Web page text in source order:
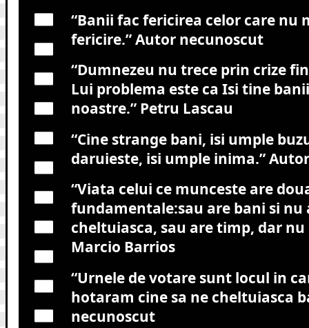
“Banii fac fericirea celor care nu
fericire.”Autor necunoscut
“Dumnezeu nu trece prin crize
Lui problema este ca Isi tine
noastre.”Petru Lascau
“Cine strange bani, isi umple
daruieste, isi umple inima.”
“Viata celui ce munceste are
fundamentale:sau are bani si nu
cheltuiasca, sau are timp, dar nu
Marcio Barrios
“Urnele de votare sunt locul in
hotaram cine sa ne cheltuiasca
necunoscut